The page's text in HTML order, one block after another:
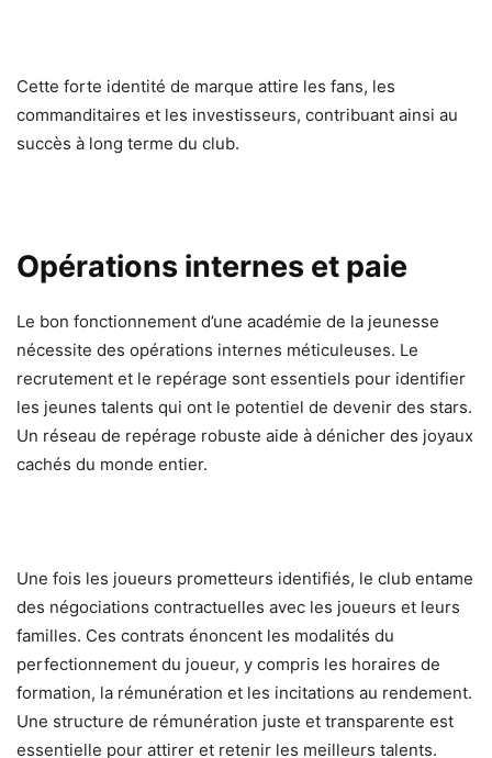
Cette forte identité de marque attire les fans, les
commanditaires et les investisseurs, contribuant ainsi au
succès à long terme du club.
Opérations internes et paie
Le bon fonctionnement d’une académie de la jeunesse
nécessite des opérations internes méticuleuses. Le
recrutement et le repérage sont essentiels pour identifier
les jeunes talents qui ont le potentiel de devenir des stars.
Un réseau de repérage robuste aide à dénicher des joyaux
cachés du monde entier.
Une fois les joueurs prometteurs identifiés, le club entame
des négociations contractuelles avec les joueurs et leurs
familles. Ces contrats énoncent les modalités du
perfectionnement du joueur, y compris les horaires de
formation, la rémunération et les incitations au rendement.
Une structure de rémunération juste et transparente est
essentielle pour attirer et retenir les meilleurs talents.